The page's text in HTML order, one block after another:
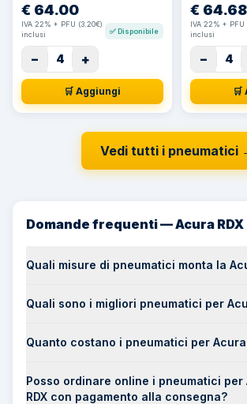
€ 64.00
IVA 22% + PFU (3.20€)
inclusi
✅Disponibile
− 4 +
🛒 Aggiungi
€ 64.68
IVA 22% + PFU
inclusi
− 4
🛒
Vedi tutti i pneumatici
Domande frequenti — Acura RDX
Quali misure di pneumatici monta la
Quali sono i migliori pneumatici per
Quanto costano i pneumatici per Acura
Posso ordinare online i pneumatici per
RDX con pagamento alla consegna?